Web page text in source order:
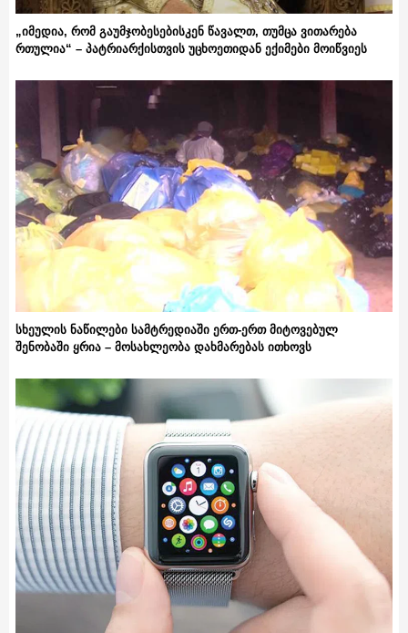
„იმედია, რომ გაუმჯობესებისკენ წავალთ, თუმცა ვითარება
რთულია“ – პატრიარქისთვის უცხოეთიდან ექიმები მოიწვიეს
სხეულის ნაწილები სამტრედიაში ერთ-ერთ მიტოვებულ
შენობაში ყრია – მოსახლეობა დახმარებას ითხოვს